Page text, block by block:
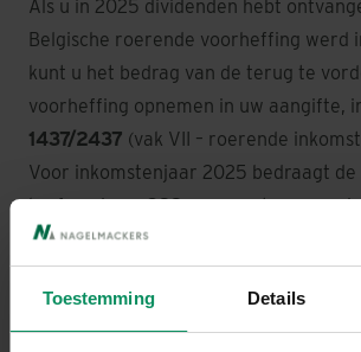
Toestemming Details
Als u in 2025 dividenden hebt
Belgische roerende voorheffing werd
kunt u het bedrag van de terug te
voorheffing opnemen in uw aangifte,
1437/2437 (vak VII – roerende
Voor inkomstenjaar 2025 bedraagt
korf opnieuw833 euro, wat een
voordeel van249,90 euro
kan
voorheffing van 30%). Dit bedrag
van uw verschuldigde belasting of
geen belasting verschuldigd bent.